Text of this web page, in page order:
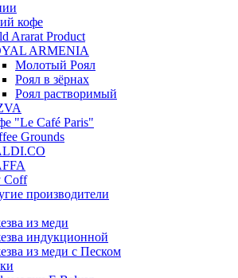
кофе
Ararat Product
ARMENIA
Молотый Роял
Роял в зёрнах
Роял растворимый
"Le Café Paris"
Grounds
Coff
производители
из меди
индукционной
из меди с Песком